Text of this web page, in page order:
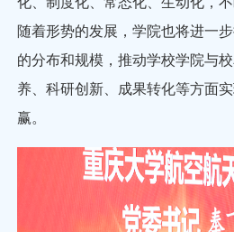
随着形势的发展，学院也将进一
的分布和规模，推动学校学院与
养、科研创新、成果转化等方面
赢。